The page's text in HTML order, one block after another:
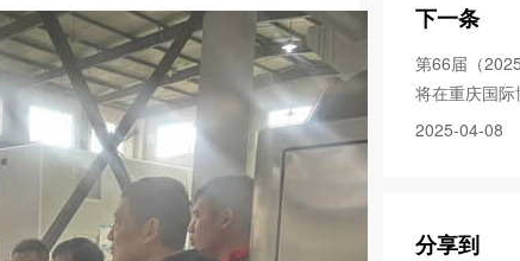
下一条
第66届（
将在重庆国
2025-04-08
分享到